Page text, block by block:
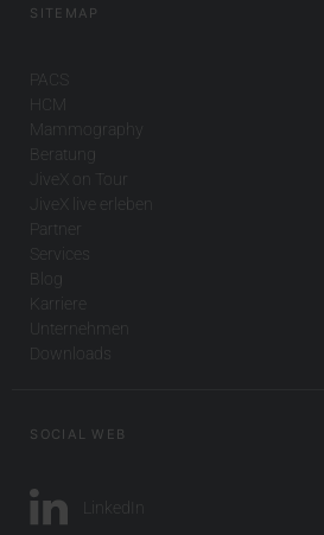
SITEMAP
PACS
HCM
Mammography
Beratung
JiveX on Tour
JiveX live erleben
Partner
Services
Blog
Karriere
Unternehmen
Downloads
SOCIAL WEB
LinkedIn